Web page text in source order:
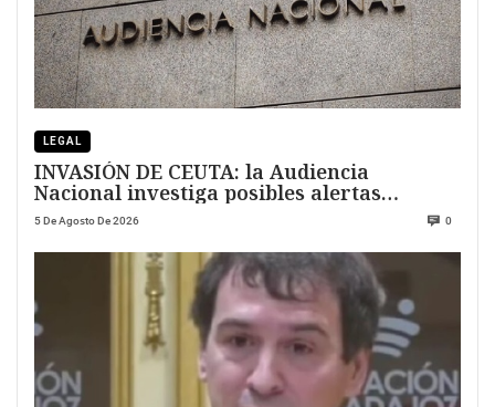
LEGAL
INVASIÓN DE CEUTA: la Audiencia
Nacional investiga posibles alertas
previas
5 De Agosto De 2026 0